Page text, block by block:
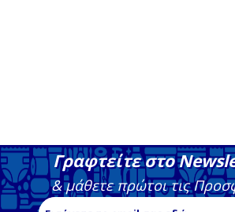
Γραφτείτε στο
& μάθετε πρώτοι τις